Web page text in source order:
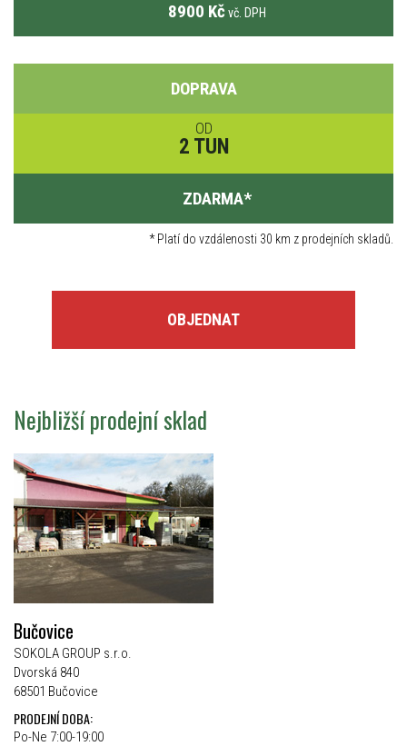
8900 Kč vč. DPH
DOPRAVA
OD
2 TUN
ZDARMA*
*Platí do vzdálenosti 30 km z prodejních skladů.
OBJEDNAT
Nejbližší prodejní sklad
Bučovice
SOKOLA GROUP s.r.o.
Dvorská 840
68501 Bučovice
PRODEJNÍ DOBA:
Po-Ne 7:00-19:00